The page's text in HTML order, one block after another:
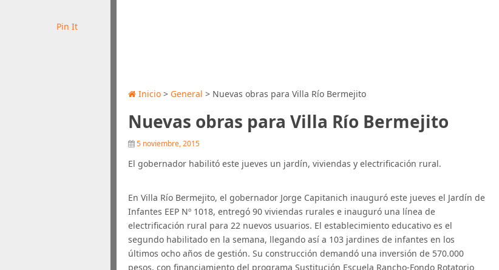
Inicio > General > Nuevas obras para Villa Río Bermejito
Nuevas obras para Villa Río Bermejito
5 noviembre, 2015
El gobernador habilitó este jueves un jardín, viviendas y electrificación rural.
En Villa Río Bermejito, el gobernador Jorge Capitanich inauguró este jueves el Jardín de
Infantes EEP Nº 1018, entregó 90 viviendas rurales e inauguró una línea de
electrificación rural para 22 nuevos usuarios. El establecimiento educativo es el
segundo habilitado en la semana, llegando así a 103 jardines de infantes en los
últimos ocho años de gestión. Su construcción demandó una inversión de 570.000
pesos, con financiamiento del programa Sustitución Escuela Rancho-Fondo Rotatorio
Pin It